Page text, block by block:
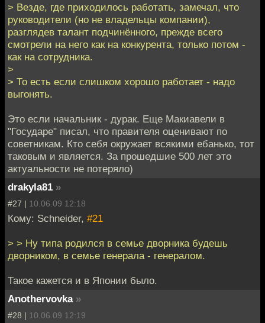
> Везде, где приходилось работать, замечал, что
руководители (но не владельцы компании),
разглядев талант подчинённого, прежде всего
смотрели на него как на конкурента, только потом -
как на сотрудника.
>
> То есть если слишком хорошо работает - надо
выгонять.
Это если начальник - дурак. Еще Макиавели в
"Государе" писал, что правителя оценивают по
советникам. Кто себя окружает всякими ебанько, тот
таковым и является. За прошедшие 500 лет это
актуальности не потеряло)
drakyla81 »
#27 | 10.06.09 12:18
Кому: Schneider, #21
> > Ну типа родился в семье дворника будешь
дворником, в семье генерала - генералом.
Такое кажется и в Японии было.
Anothervovka »
#28 | 10.06.09 12:19